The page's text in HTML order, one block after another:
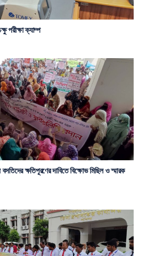
পরীক্ষা ক্যাম্প
ক্ষতিপূরণের দাবিতে বিক্ষোভ মিছিল ও স্মারক